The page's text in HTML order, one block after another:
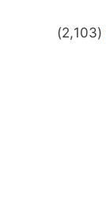
(2,103)